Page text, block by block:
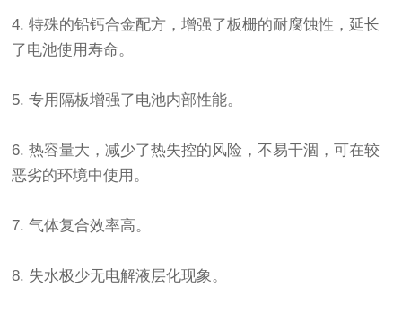
4. 特殊的铅钙合金配方，增强了板栅的耐腐蚀性，延长
了电池使用寿命。
5. 专用隔板增强了电池内部性能。
6. 热容量大，减少了热失控的风险，不易干涸，可在较
恶劣的环境中使用。
7. 气体复合效率高。
8. 失水极少无电解液层化现象。